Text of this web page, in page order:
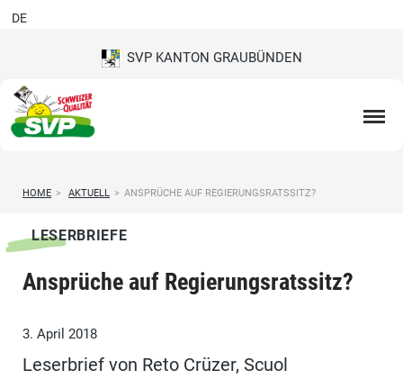
SVP KANTON GRAUBÜNDEN
DE
HOME > AKTUELL > ANSPRÜCHE AUF REGIERUNGSRATSSITZ?
LESERBRIEFE
Ansprüche auf Regierungsratssitz?
3. April 2018
Leserbrief von Reto Crüzer, Scuol